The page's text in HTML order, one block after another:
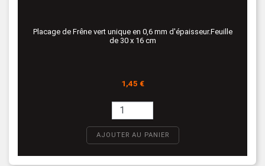
Placage de Frêne vert unique en 0,6 mm d'épaisseur.Feuille
de 30 x 16 cm
Prix
1,45 €
AJOUTER AU PANIER